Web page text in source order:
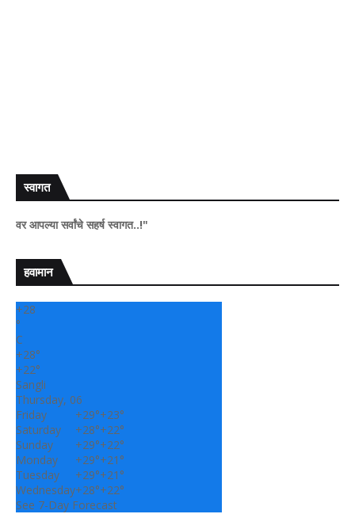
स्वागत
सर्वांचे सहर्ष स्वागत..!"
हवामान
+28
°
C
+28°
+22°
Sangli
Thursday, 06
Friday
+29°+23°
Saturday
+28°+22°
Sunday
+29°+22°
Monday
+29°+21°
Tuesday
+29°+21°
Wednesday+28°+22°
See 7-Day Forecast